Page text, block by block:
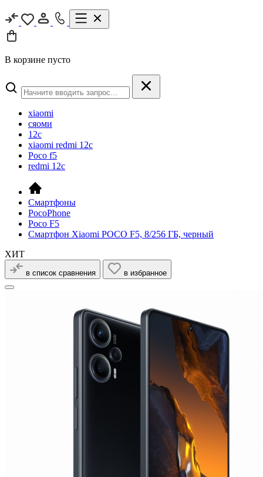
В корзине пусто
xiaomi
сяоми
12c
xiaomi redmi 12c
Poco f5
redmi 12c
Смартфоны
PocoPhone
Poco F5
Смартфон Xiaomi POCO F5, 8/256 ГБ, черный
ХИТ
в список сравнения в избранное